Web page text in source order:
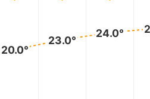
20.0°
23.0°
24.0°